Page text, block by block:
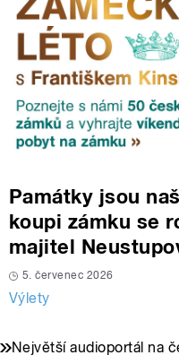
Památky jsou
koupi zámku se
majitel
5. červenec 2026
Výlety
Největší audioportál na